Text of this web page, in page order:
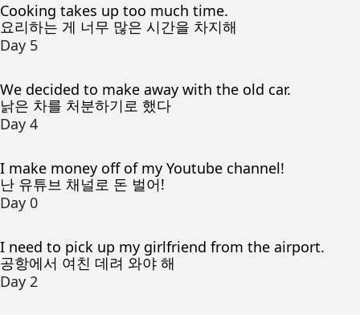
Cooking takes up too much time.
요리하는 게 너무 많은 시간을 차지해
Day 5
We decided to make away with the old car.
낡은 차를 처분하기로 했다
Day 4
I make money off of my Youtube channel!
난 유튜브 채널로 돈 벌어!
Day 0
I need to pick up my girlfriend from the airport.
공항에서 여친 데려 와야 해
Day 2